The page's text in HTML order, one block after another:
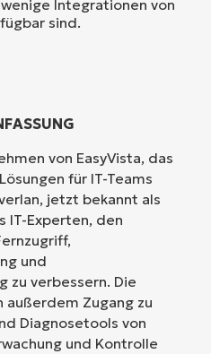
Integrationen von
sind.
von EasyVista, das
für IT-Teams
jetzt bekannt als
IT-Experten, den
und
zu verbessern. Die
außerdem Zugang zu
Diagnosetools von
und Kontrolle